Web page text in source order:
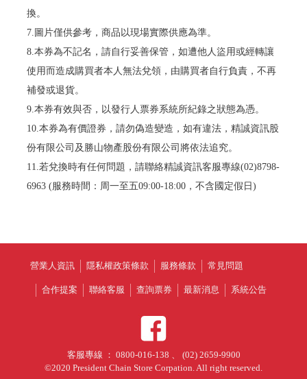
換。
7.圖片僅供參考，商品以現場實際供應為準。
8.本券為不記名，請自行妥善保管，如遭他人盜用或經轉讓
使用而造成購買者本人無法兌領，由購買者自行負責，不再
補發或退貨。
9.本券有效與否，以發行人票券系統所紀錄之狀態為憑。
10.本券為有價證券，請勿偽造變造，如有違法，精誠資訊股
份有限公司及勝山物產股份有限公司將依法追究。
11.若兌換時有任何問題，請聯絡精誠資訊客服專線(02)8798-
6963 (服務時間：周一至五09:00-18:00，不含國定假日)
營業人資訊 隱私權政策條款 服務條款 常見問題
合作提案 聯絡客服 查詢票券 最新消息 系統公告
客服專線 ： 0800-016-138 、 (02) 2659-9900
©2020 President Chain Store Corpation. All right reserved.